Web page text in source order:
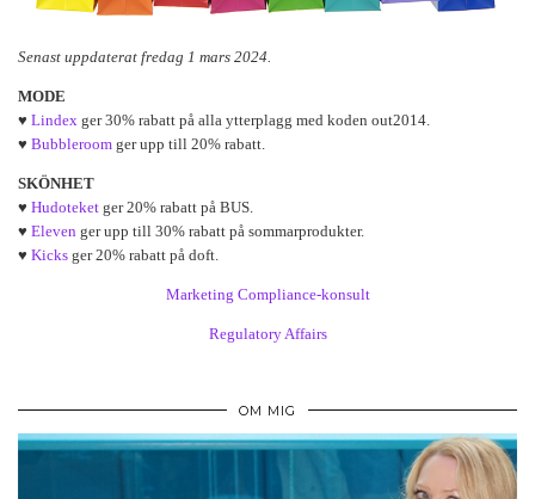
Senast uppdaterat fredag 1 mars 2024.
MODE
♥ Lindex ger 30% rabatt på alla ytterplagg med koden out2014.
♥ Bubbleroom ger upp till 20% rabatt.
SKÖNHET
♥ Hudoteket ger 20% rabatt på BUS.
♥ Eleven ger upp till 30% rabatt på sommarprodukter.
♥ Kicks ger 20% rabatt på doft.
Marketing Compliance-konsult
Regulatory Affairs
OM MIG